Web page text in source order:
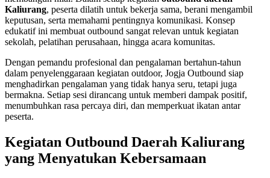
Kaliurang, peserta dilatih untuk bekerja sama, berani mengambil
keputusan, serta memahami pentingnya komunikasi. Konsep
edukatif ini membuat outbound sangat relevan untuk kegiatan
sekolah, pelatihan perusahaan, hingga acara komunitas.
Dengan pemandu profesional dan pengalaman bertahun-tahun
dalam penyelenggaraan kegiatan outdoor, Jogja Outbound siap
menghadirkan pengalaman yang tidak hanya seru, tetapi juga
bermakna. Setiap sesi dirancang untuk memberi dampak positif,
menumbuhkan rasa percaya diri, dan memperkuat ikatan antar
peserta.
Kegiatan Outbound Daerah Kaliurang
yang Menyatukan Kebersamaan